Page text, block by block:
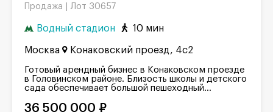
Продажа | Лот 30657
Водный стадион 10 мин
Москва Конаковский проезд, 4с2
Готовый арендный бизнес в Конаковском проезде
в Головинском районе. Близость школы и детского
сада обеспечивает большой пешеходный...
36 500 000 ₽